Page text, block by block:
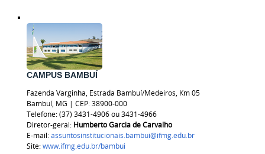
CAMPUS BAMBUÍ
Fazenda Varginha, Estrada Bambuí/Medeiros, Km 05
Bambuí, MG | CEP: 38900-000
Telefone: (37) 3431-4906 ou 3431-4966
Diretor-geral: Humberto Garcia de Carvalho
E-mail:assuntosinstitucionais.bambui@ifmg.edu.br
Site:www.ifmg.edu.br/bambui